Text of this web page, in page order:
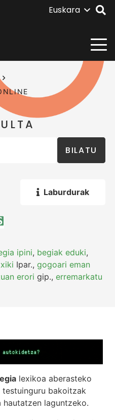
Euskara
BILATU
Laburdurak
ipini, begiak eduki,
Ipar.,gogoari eman
erori gip.,erremarkatu
lexikoa aberasteko
bakoitzak
laguntzeko.